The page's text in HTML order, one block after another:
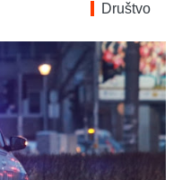
Društvo